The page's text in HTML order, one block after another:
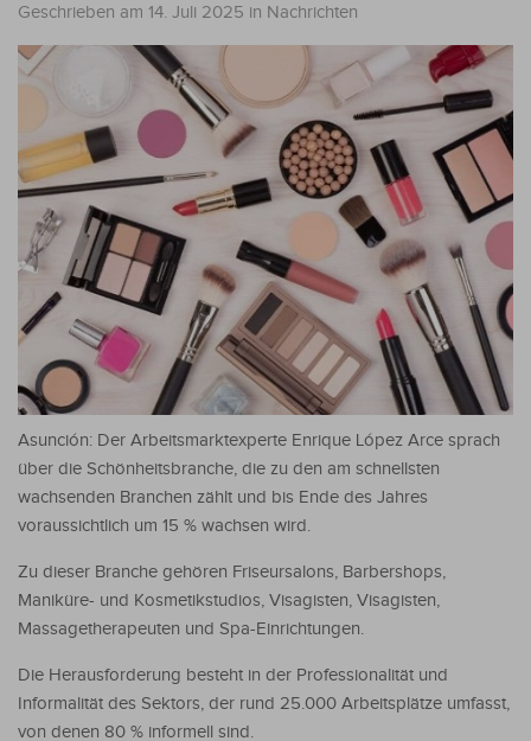
Geschrieben am 14. Juli 2025 in Nachrichten
Asunción: Der Arbeitsmarktexperte Enrique López Arce sprach
über die Schönheitsbranche, die zu den am schnellsten
wachsenden Branchen zählt und bis Ende des Jahres
voraussichtlich um 15 % wachsen wird.
Zu dieser Branche gehören Friseursalons, Barbershops,
Maniküre- und Kosmetikstudios, Visagisten, Visagisten,
Massagetherapeuten und Spa-Einrichtungen.
Die Herausforderung besteht in der Professionalität und
Informalität des Sektors, der rund 25.000 Arbeitsplätze umfasst,
von denen 80 % informell sind.